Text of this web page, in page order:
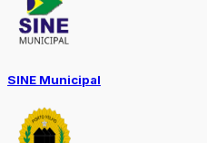
SINE Municipal